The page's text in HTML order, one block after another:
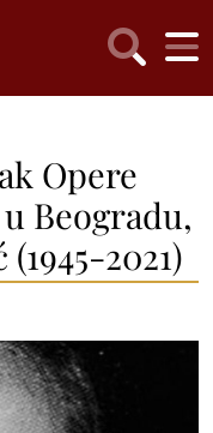
Opere
Beogradu,
2021)